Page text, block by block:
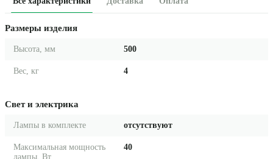
Размеры изделия
Высота, мм 500
Вес, кг 4
Свет и электрика
Лампы в комплекте отсутствуют
Максимальная мощность
лампы, Вт
40